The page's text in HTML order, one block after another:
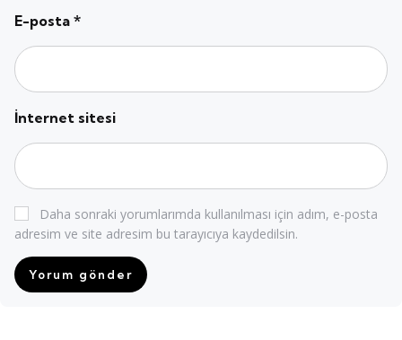
E-posta *
İnternet sitesi
Daha sonraki yorumlarımda kullanılması için adım, e-posta
adresim ve site adresim bu tarayıcıya kaydedilsin.